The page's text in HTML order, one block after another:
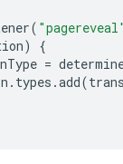
( "pagereveal"
)
{
=
. types .add(